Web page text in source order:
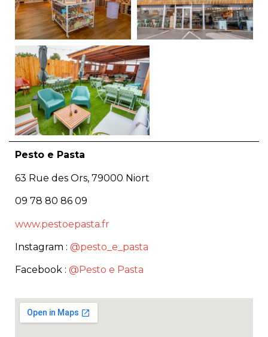
Pesto e Pasta
63 Rue des Ors, 79000 Niort
09 78 80 86 09
www.pestoepasta.fr
Instagram : @pesto_e_pasta
Facebook : @Pesto e Pasta